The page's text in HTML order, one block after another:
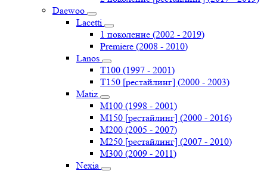
Daewoo
Lacetti
1 поколение (2002 - 2019)
Premiere (2008 - 2010)
Lanos
T100 (1997 - 2001)
T150 [рестайлинг] (2000 - 2003)
Matiz
M100 (1998 - 2001)
M150 [рестайлинг] (2000 - 2016)
M200 (2005 - 2007)
M250 [рестайлинг] (2007 - 2010)
M300 (2009 - 2011)
Nexia